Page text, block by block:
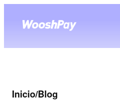
Inicio/Blog